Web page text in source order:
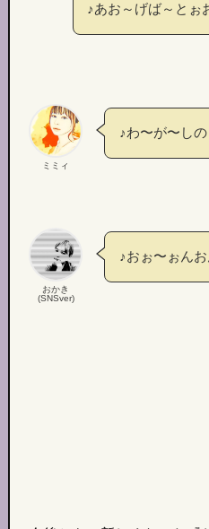
♪あお～げば～とぉ
ミミィ
♪わ〜が〜しの
おかき
(SNSver)
♪おぉ〜ぉんお